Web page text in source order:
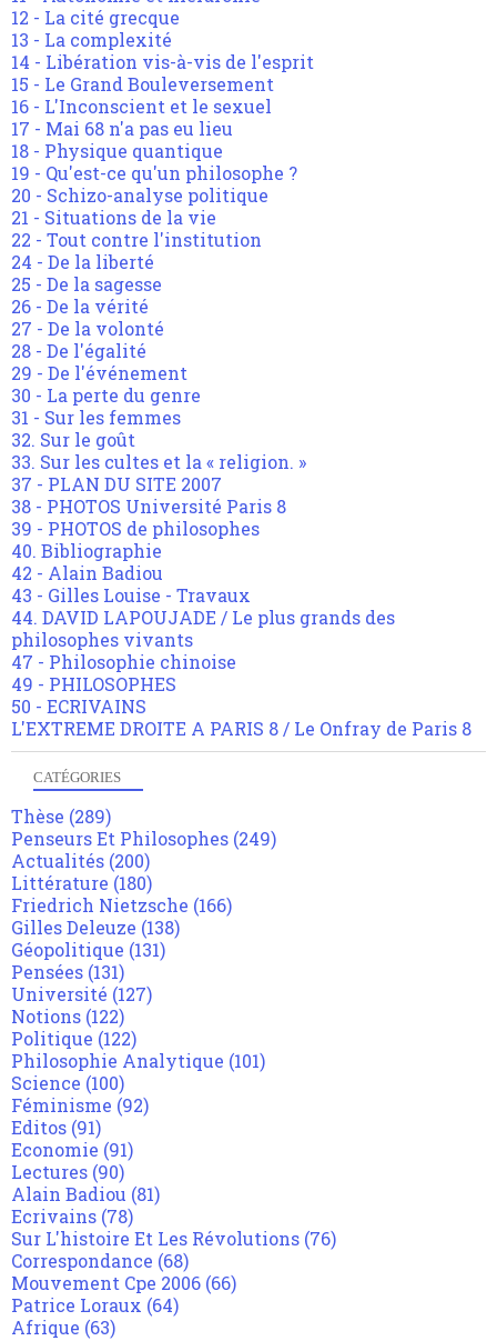
12 - La cité grecque
13 - La complexité
14 - Libération vis-à-vis de l'esprit
15 - Le Grand Bouleversement
16 - L'Inconscient et le sexuel
17 - Mai 68 n'a pas eu lieu
18 - Physique quantique
19 - Qu'est-ce qu'un philosophe ?
20 - Schizo-analyse politique
21 - Situations de la vie
22 - Tout contre l'institution
24 - De la liberté
25 - De la sagesse
26 - De la vérité
27 - De la volonté
28 - De l'égalité
29 - De l'événement
30 - La perte du genre
31 - Sur les femmes
32. Sur le goût
33. Sur les cultes et la « religion. »
37 - PLAN DU SITE 2007
38 - PHOTOS Université Paris 8
39 - PHOTOS de philosophes
40. Bibliographie
42 - Alain Badiou
43 - Gilles Louise - Travaux
44. DAVID LAPOUJADE / Le plus grands des
philosophes vivants
47 - Philosophie chinoise
49 - PHILOSOPHES
50 - ECRIVAINS
L'EXTREME DROITE A PARIS 8 / Le Onfray de Paris 8
CATÉGORIES
Thèse (289)
Penseurs Et Philosophes (249)
Actualités (200)
Littérature (180)
Friedrich Nietzsche (166)
Gilles Deleuze (138)
Géopolitique (131)
Pensées (131)
Université (127)
Notions (122)
Politique (122)
Philosophie Analytique (101)
Science (100)
Féminisme (92)
Editos (91)
Economie (91)
Lectures (90)
Alain Badiou (81)
Ecrivains (78)
Sur L'histoire Et Les Révolutions (76)
Correspondance (68)
Mouvement Cpe 2006 (66)
Patrice Loraux (64)
Afrique (63)